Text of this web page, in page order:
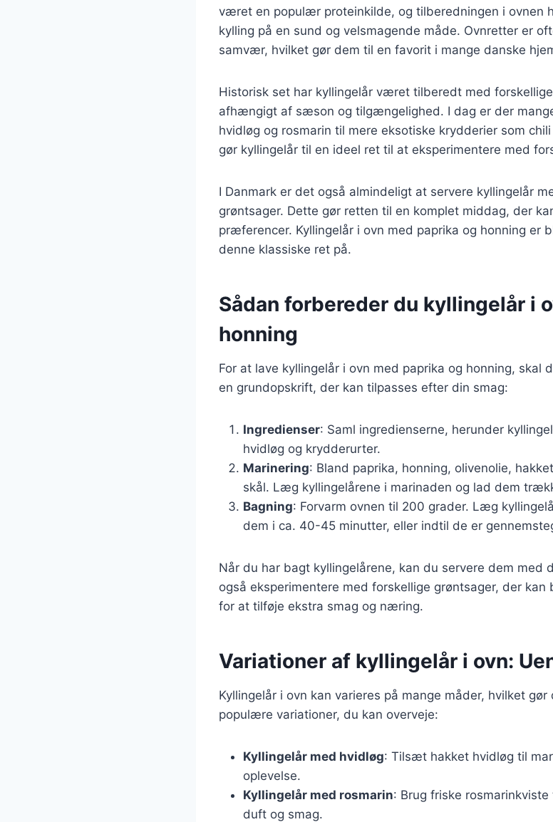
været en populær proteinkilde, og tilberedningen i ovnen
kylling på en sund og velsmagende måde. Ovnretter er
samvær, hvilket gør dem til en favorit i mange danske
Historisk set har kyllingelår været tilberedt med
afhængigt af sæson og tilgængelighed. I dag er der
hvidløg og rosmarin til mere eksotiske krydderier som
gør kyllingelår til en ideel ret til at eksperimentere med
I Danmark er det også almindeligt at servere kyllingelår
grøntsager. Dette gør retten til en komplet middag, der
præferencer. Kyllingelår i ovn med paprika og honning er
denne klassiske ret på.
Sådan forbereder du kyllingelår i
honning
For at lave kyllingelår i ovn med paprika og honning, skal
en grundopskrift, der kan tilpasses efter din smag:
Ingredienser: Saml ingredienserne, herunder
hvidløg og krydderurter.
Marinering: Bland paprika, honning, olivenolie,
skål. Læg kyllingelårene i marinaden og lad dem
Bagning: Forvarm ovnen til 200 grader. Læg
dem i ca. 40-45 minutter, eller indtil de er
Når du har bagt kyllingelårene, kan du servere dem med
også eksperimentere med forskellige grøntsager, der kan
for at tilføje ekstra smag og næring.
Variationer af kyllingelår i ovn:
Kyllingelår i ovn kan varieres på mange måder, hvilket
populære variationer, du kan overveje:
Kyllingelår med hvidløg: Tilsæt hakket hvidløg til
oplevelse.
Kyllingelår med rosmarin: Brug friske
duft og smag.